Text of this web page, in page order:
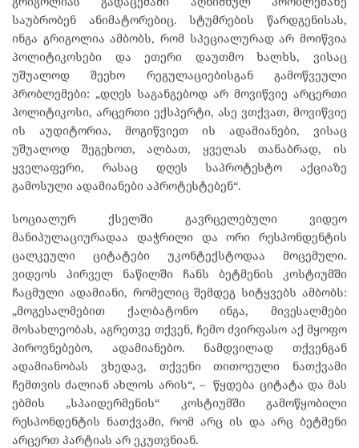
საუბრობენ ანიმატორებიც. სტუმრების წარდგენისას,
ინგა გრიგოლია ამბობს, რომ სპეციალურად არ მოიწვია
პოლიტიკოსები და ეთერი დაუთმო ხალხს, ვისაც
უშუალოდ შეეხო რეგულაციებისგან გამოწვეული
პრობლემები: „დღეს საგანგებოდ არ მოვიწვიე არცერთი
პოლიტიკოსი, არცერთი ექსპერტი, ასე ვთქვათ, მოვიწვიე
ის აუდიტორია, მოგიწვიეთ ის ადამიანები, ვისაც
უშუალოდ შეგეხოთ, ალბათ, ყველას თანაბრად, ის
ყველაფერი, რასაც დღეს საპროტესტო აქციაზე
გამოსული ადამიანები აპროტესტებენ“.
სოციალურ ქსელში გავრცელებული ვიდეო
მანიპულაციურადაა დაჭრილი და ორი რესპონდენტის
ცალკეული ციტატები უკონტექსტოდაა მოცემული.
ვიდეოს პირველ ნაწილში ჩანს ბეტმენის კოსტიუმში
ჩაცმული ადამიანი, რომელიც შემდეგ სიტყვებს ამბობს:
„მოგესალმებით ქალბატონო ინგა, მივესალმები
მოსახლეობას, აგრეთვე თქვენ, ჩემო ძვირფასო აქ მყოფო
პიროვნებებო, ადამიანებო. ნამდვილად თქვენგან
ადამიანობას ვხედავ, თქვენი თითოეული ნათქვამი
ჩემთვის ძალიან ახლოს არის“, – წყდება ციტატა და მას
ებმის „სპაიდერმენის“ კოსტიუმში გამოწყობილი
რესპონდენტის ნათქვამი, რომ არც ის და არც ბეტმენი
არცერთ პარტიას არ ეკუთვნიან.